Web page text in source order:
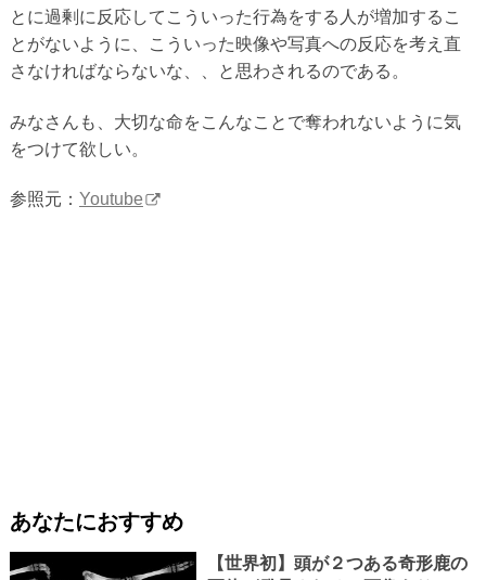
とに過剰に反応してこういった行為をする人が増加するこ
とがないように、こういった映像や写真への反応を考え直
さなければならないな、、と思わされるのである。
みなさんも、大切な命をこんなことで奪われないように気
をつけて欲しい。
参照元： Youtube
あなたにおすすめ
【世界初】頭が２つある奇形鹿の